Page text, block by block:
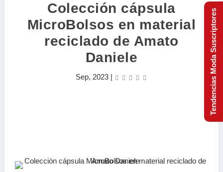
Colección cápsula
MicroBolsos en material
reciclado de Amato
Daniele
Sep, 2023| Tendencias Moda Suscriptores